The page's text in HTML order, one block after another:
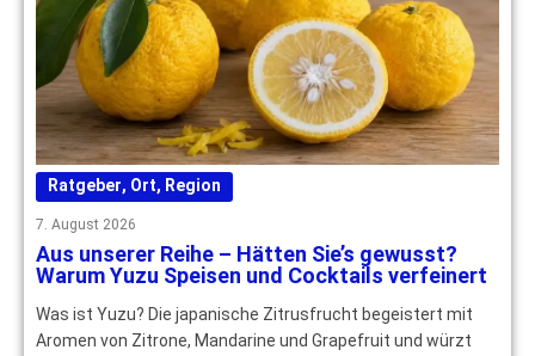
Ratgeber, Ort, Region
7. August 2026
Aus unserer Reihe – Hätten Sie’s gewusst?
Warum Yuzu Speisen und Cocktails verfeinert
Was ist Yuzu? Die japanische Zitrusfrucht begeistert mit
Aromen von Zitrone, Mandarine und Grapefruit und würzt